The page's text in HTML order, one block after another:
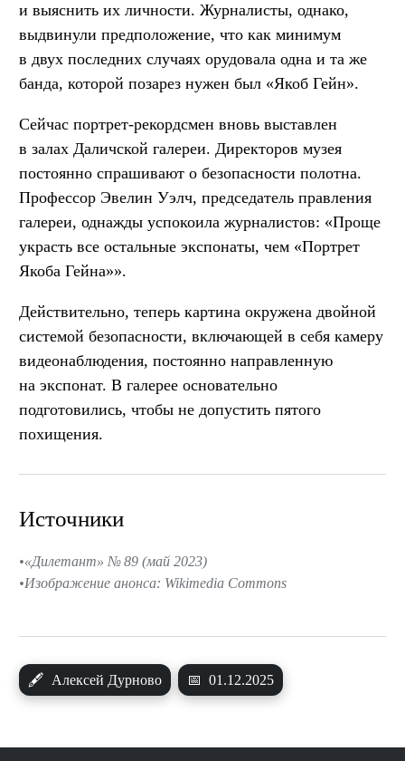
и выяснить их личности. Журналисты, однако,
выдвинули предположение, что как минимум
в двух последних случаях орудовала одна и та же
банда, которой позарез нужен был «Якоб Гейн».
Сейчас портрет-рекордсмен вновь выставлен
в залах Даличской галереи. Директоров музея
постоянно спрашивают о безопасности полотна.
Профессор Эвелин Уэлч, председатель правления
галереи, однажды успокоила журналистов: «Проще
украсть все остальные экспонаты, чем «Портрет
Якоба Гейна»».
Действительно, теперь картина окружена двойной
системой безопасности, включающей в себя камеру
видеонаблюдения, постоянно направленную
на экспонат. В галерее основательно
подготовились, чтобы не допустить пятого
похищения.
🖋 Алексей Дурново 📅 01.12.2025
Источники
«Дилетант» № 89 (май 2023)
Изображение анонса: Wikimedia Commons